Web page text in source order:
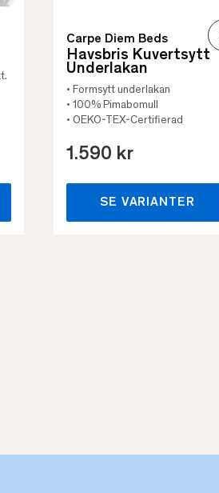
Carpe Diem Beds
Havsbris Kuvertsytt
Underlakan
• Formsytt underlakan
• 100% Pimabomull
• OEKO-TEX-Certifierad
1.590 kr
SE VARIANTER